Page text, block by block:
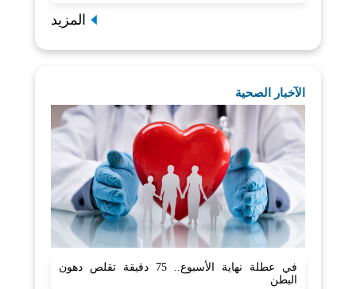
المزيد
الآخبار الصحية
في عطلة نهاية الأسبوع.. 75 دقيقة تقلص دهون
البطن